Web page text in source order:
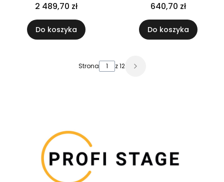
2 489,70 zł
Do koszyka
640,70 zł
Do koszyka
Strona z 12